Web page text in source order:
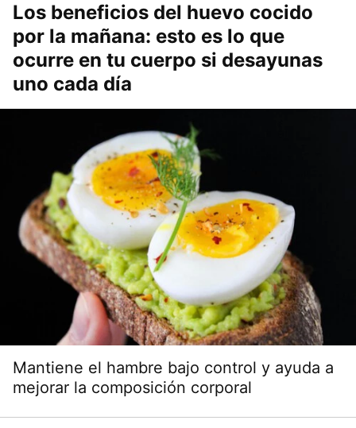
Los beneficios del huevo cocido
por la mañana: esto es lo que
ocurre en tu cuerpo si desayunas
uno cada día
Mantiene el hambre bajo control y ayuda a
mejorar la composición corporal